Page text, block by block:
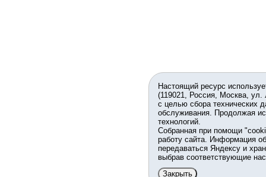
Настоящий ресурс
(119021, Россия, Москва,
с целью сбора технических
обслуживания. Продолжая
технологий.
Собранная при помощи
работу сайта. Информация
передаваться Яндексу и
выбрав соответствующие
Закрыть